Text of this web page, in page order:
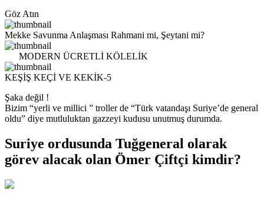
Göz Atın
Mekke Savunma Anlaşması Rahmani mi, Şeytani mi?
MODERN ÜCRETLİ KÖLELİK
KEŞİŞ KEÇİ VE KEKİK-5
Şaka değil !
Bizim “yerli ve millici ” troller de “Türk vatandaşı Suriye’de general
oldu” diye mutluluktan gazzeyi kudusu unutmuş durumda.
Suriye ordusunda Tuğgeneral olarak
görev alacak olan Ömer Çiftçi kimdir?